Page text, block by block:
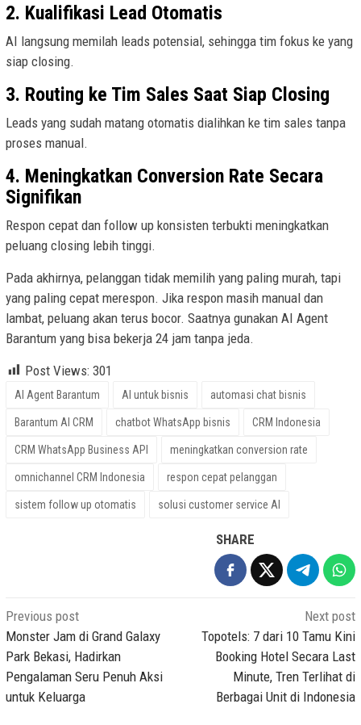
2. Kualifikasi Lead Otomatis
AI langsung memilah leads potensial, sehingga tim fokus ke yang
siap closing.
3. Routing ke Tim Sales Saat Siap Closing
Leads yang sudah matang otomatis dialihkan ke tim sales tanpa
proses manual.
4. Meningkatkan Conversion Rate Secara
Signifikan
Respon cepat dan follow up konsisten terbukti meningkatkan
peluang closing lebih tinggi.
Pada akhirnya, pelanggan tidak memilih yang paling murah, tapi
yang paling cepat merespon. Jika respon masih manual dan
lambat, peluang akan terus bocor. Saatnya gunakan AI Agent
Barantum yang bisa bekerja 24 jam tanpa jeda.
Post Views: 301
AI Agent Barantum AI untuk bisnis automasi chat bisnis
Barantum AI CRM chatbot WhatsApp bisnis CRM Indonesia
CRM WhatsApp Business API meningkatkan conversion rate
omnichannel CRM Indonesia respon cepat pelanggan
sistem follow up otomatis solusi customer service AI
SHARE
Post
navigation
Previous post
Monster Jam di Grand Galaxy
Park Bekasi, Hadirkan
Pengalaman Seru Penuh Aksi
untuk Keluarga
Next post
Topotels: 7 dari 10 Tamu Kini
Booking Hotel Secara Last
Minute, Tren Terlihat di
Berbagai Unit di Indonesia